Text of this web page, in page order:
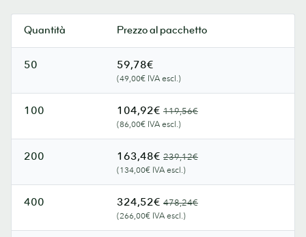
Quantità Prezzo al pacchetto
50 59,78€
(49,00€ IVA escl.)
100 104,92€ 119,56€
(86,00€ IVA escl.)
200 163,48€ 239,12€
(134,00€ IVA escl.)
400 324,52€ 478,24€
(266,00€ IVA escl.)